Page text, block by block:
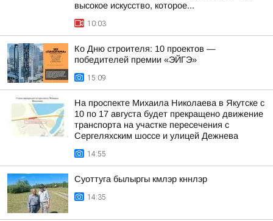
высокое искусство, которое...
10:03
Ко Дню строителя: 10 проектов —
победителей премии «ЭЙГЭ»
15:09
На проспекте Михаила Николаева в Якутске с
10 по 17 августа будет прекращено движение
транспорта на участке пересечения с
Сергеляхским шоссе и улицей Дежнева
14:55
Суоттуга былыргы кмлэр кннлэр
14:35